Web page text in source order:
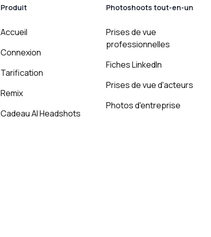
Produit
Accueil
Connexion
Tarification
Remix
Cadeau AI Headshots
Photoshoots tout-en-un
Prises de vue
professionnelles
Fiches LinkedIn
Prises de vue d'acteurs
Photos d'entreprise